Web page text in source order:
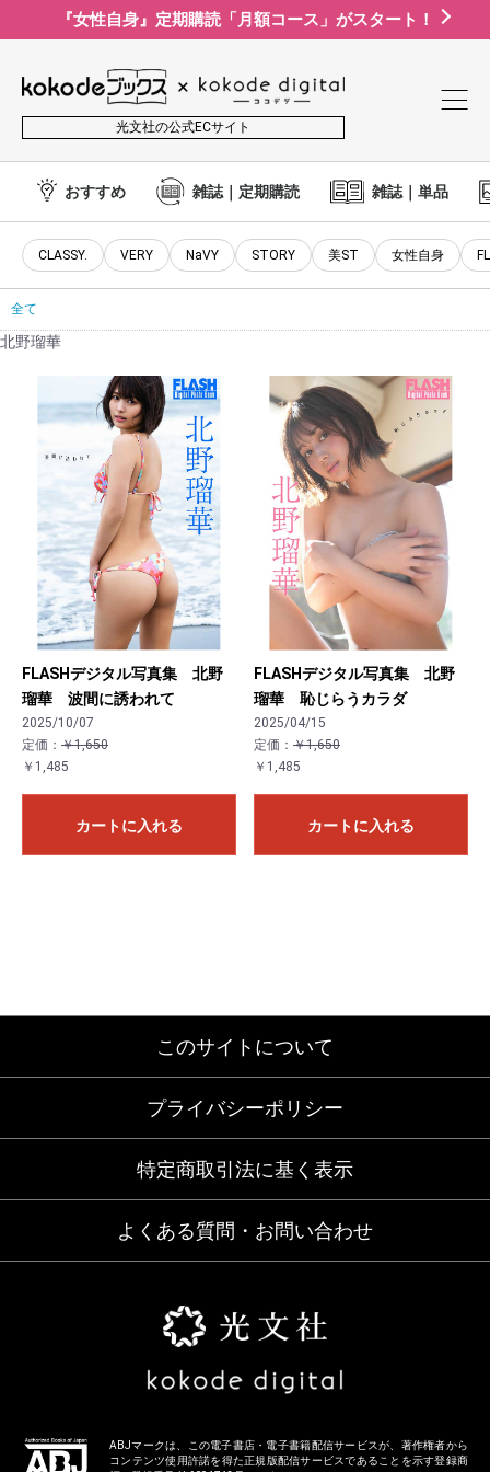
『女性自身』定期購読「月額コース」がスタート！
光文社の公式ECサイト
おすすめ 雑誌｜定期購読 雑誌｜単品
CLASSY. VERY NaVY STORY 美ST 女性自身
全て
北野瑠華
FLASHデジタル写真集 北野
瑠華 波間に誘われて
2025/10/07
定価： ￥1,650
￥1,485
カートに入れる
FLASHデジタル写真集 北野
瑠華 恥じらうカラダ
2025/04/15
定価： ￥1,650
￥1,485
カートに入れる
お買い物を続ける カートへ進む
このサイトについて
プライバシーポリシー
特定商取引法に基く表示
よくある質問・お問い合わせ
ABJマークは、この電子書店・電子書籍配信サービスが、著作権者から
コンテンツ使用許諾を得た正規版配信サービスであることを示す登録商